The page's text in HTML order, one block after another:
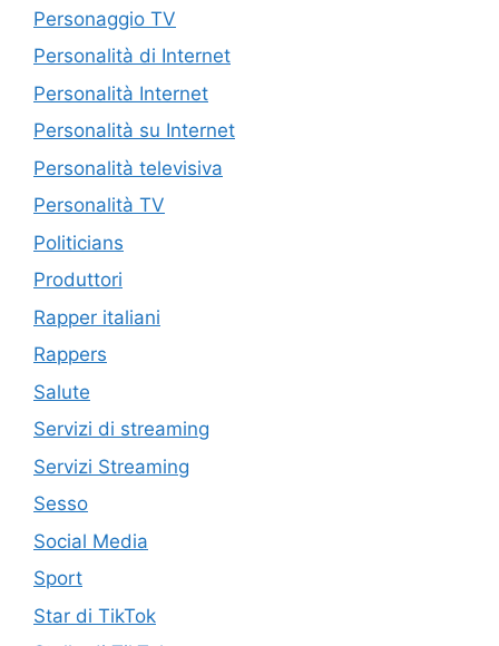
Personaggio TV
Personalità di Internet
Personalità Internet
Personalità su Internet
Personalità televisiva
Personalità TV
Politicians
Produttori
Rapper italiani
Rappers
Salute
Servizi di streaming
Servizi Streaming
Sesso
Social Media
Sport
Star di TikTok